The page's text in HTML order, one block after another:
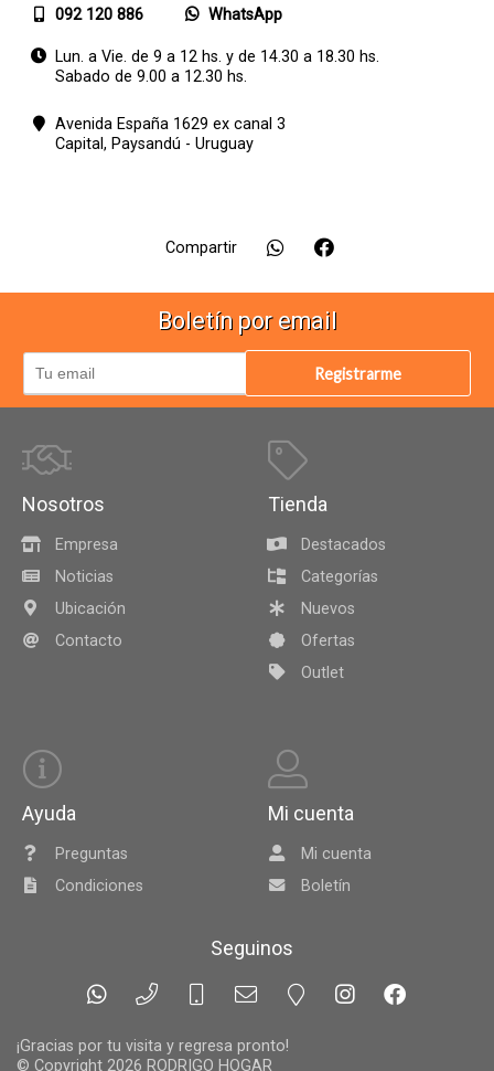
092 120 886 WhatsApp
Lun. a Vie. de 9 a 12 hs. y de 14.30 a 18.30 hs.
Sabado de 9.00 a 12.30 hs.
Avenida España 1629 ex canal 3
Capital, Paysandú - Uruguay
Compartir
Boletín por email
Registrarme
Nosotros
Empresa
Noticias
Ubicación
Contacto
Tienda
Destacados
Categorías
Nuevos
Ofertas
Outlet
Ayuda
Preguntas
Condiciones
Mi cuenta
Mi cuenta
Boletín
Seguinos
¡Gracias por tu visita y regresa pronto!
© Copyright 2026 RODRIGO HOGAR